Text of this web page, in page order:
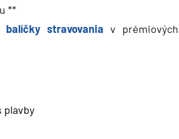
**
stravovania v prémiových
plavby